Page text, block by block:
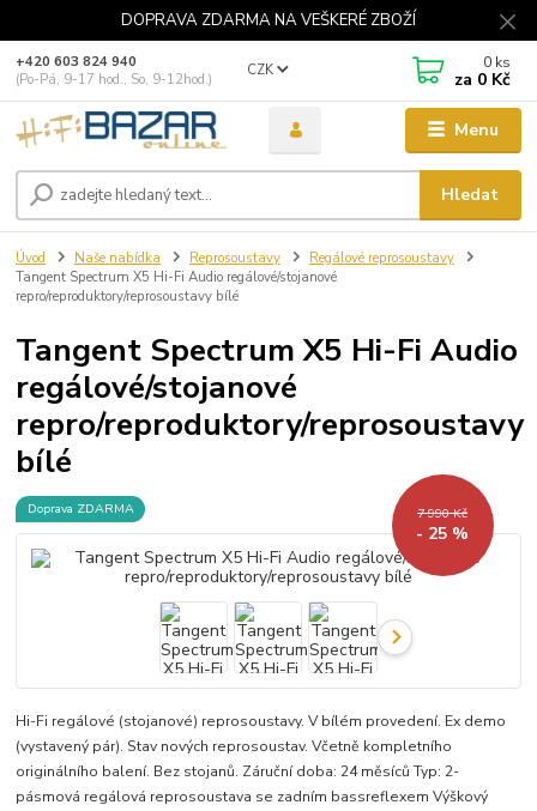
DOPRAVA ZDARMA NA VEŠKERÉ ZBOŽÍ
Menu
CZK
Hledat
+420 603 824 940
(Po-Pá, 9-17 hod., So, 9-12hod.)
0 ks
za 0 Kč
Úvod Naše nabídka Reprosoustavy
Regálové reprosoustavy
Tangent Spectrum X5 Hi-Fi Audio regálové/stojanové
repro/reproduktory/reprosoustavy bílé
Tangent Spectrum X5 Hi-Fi Audio
regálové/stojanové
repro/reproduktory/reprosoustavy
bílé
Doprava ZDARMA 7 990 Kč
- 25 %
Hi-Fi regálové (stojanové) reprosoustavy. V bílém provedení. Ex demo
(vystavený pár). Stav nových reprosoustav. Včetně kompletního
originálního balení. Bez stojanů. Záruční doba: 24 měsíců Typ: 2-
pásmová regálová reprosoustava se zadním bassreflexem Výškový